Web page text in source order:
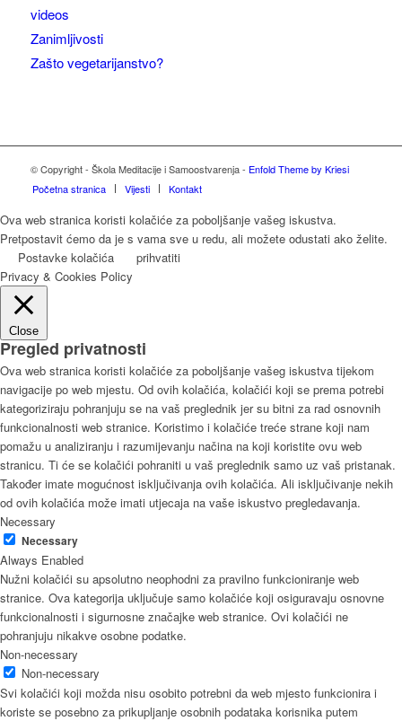
videos
Zanimljivosti
Zašto vegetarijanstvo?
© Copyright - Škola Meditacije i Samoostvarenja - Enfold Theme by Kriesi
Početna stranica
Vijesti Kontakt
Ova web stranica koristi kolačiće za poboljšanje vašeg iskustva.
Pretpostavit ćemo da je s vama sve u redu, ali možete odustati ako želite.
Postavke kolačića
prihvatiti
Privacy & Cookies Policy
Close
Pregled privatnosti
Ova web stranica koristi kolačiće za poboljšanje vašeg iskustva tijekom
navigacije po web mjestu. Od ovih kolačića, kolačići koji se prema potrebi
kategoriziraju pohranjuju se na vaš preglednik jer su bitni za rad osnovnih
funkcionalnosti web stranice. Koristimo i kolačiće treće strane koji nam
pomažu u analiziranju i razumijevanju načina na koji koristite ovu web
stranicu. Ti će se kolačići pohraniti u vaš preglednik samo uz vaš pristanak.
Također imate mogućnost isključivanja ovih kolačića. Ali isključivanje nekih
od ovih kolačića može imati utjecaja na vaše iskustvo pregledavanja.
Necessary
Necessary
Always Enabled
Nužni kolačići su apsolutno neophodni za pravilno funkcioniranje web
stranice. Ova kategorija uključuje samo kolačiće koji osiguravaju osnovne
funkcionalnosti i sigurnosne značajke web stranice. Ovi kolačići ne
pohranjuju nikakve osobne podatke.
Non-necessary
Non-necessary
Svi kolačići koji možda nisu osobito potrebni da web mjesto funkcionira i
koriste se posebno za prikupljanje osobnih podataka korisnika putem